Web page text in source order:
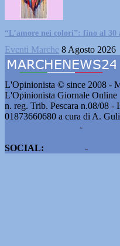
“L’amore nei colori”: fino al 30
Eventi Marche 8 Agosto 2026
L'Opinionista © since 2008 -
L'Opinionista Giornale Online
n. reg. Trib. Pescara n.08/08 -
01873660680 a cura di A.
-
SOCIAL:
-